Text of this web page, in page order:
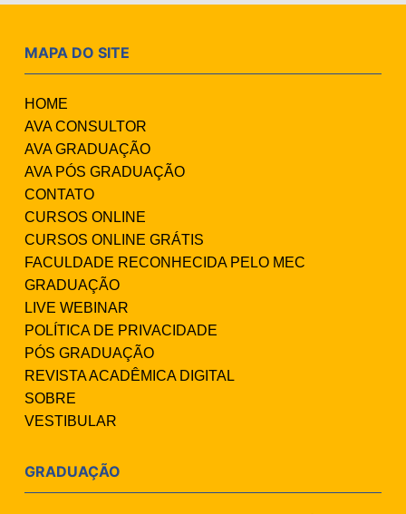
MAPA DO SITE
HOME
AVA CONSULTOR
AVA GRADUAÇÃO
AVA PÓS GRADUAÇÃO
CONTATO
CURSOS ONLINE
CURSOS ONLINE GRÁTIS
FACULDADE RECONHECIDA PELO MEC
GRADUAÇÃO
LIVE WEBINAR
POLÍTICA DE PRIVACIDADE
PÓS GRADUAÇÃO
REVISTA ACADÊMICA DIGITAL
SOBRE
VESTIBULAR
GRADUAÇÃO